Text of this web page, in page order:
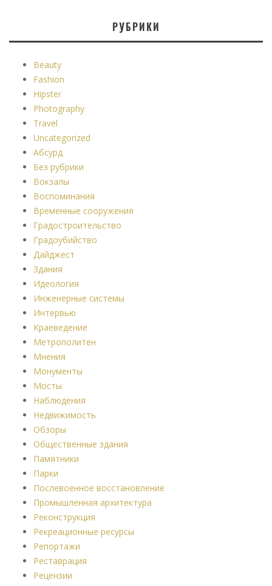
РУБРИКИ
Beauty
Fashion
Hipster
Photography
Travel
Uncategorized
Абсурд
Без рубрики
Вокзалы
Воспоминания
Временные сооружения
Градостроительство
Градоубийство
Дайджест
Здания
Идеология
Инженерные системы
Интервью
Краеведение
Метрополитен
Мнения
Монументы
Мосты
Наблюдения
Недвижимость
Обзоры
Общественные здания
Памятники
Парки
Послевоенное восстановление
Промышленная архитектура
Реконструкция
Рекреационные ресурсы
Репортажи
Реставрация
Рецензии